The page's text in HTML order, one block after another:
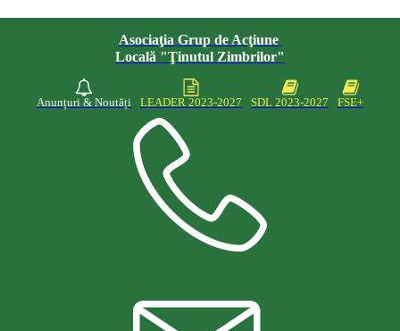
Asociaţia Grup de Acţiune
Locală "Ţinutul Zimbrilor"
Anunțuri & Noutăți LEADER 2023-2027 SDL 2023-2027 FSE+